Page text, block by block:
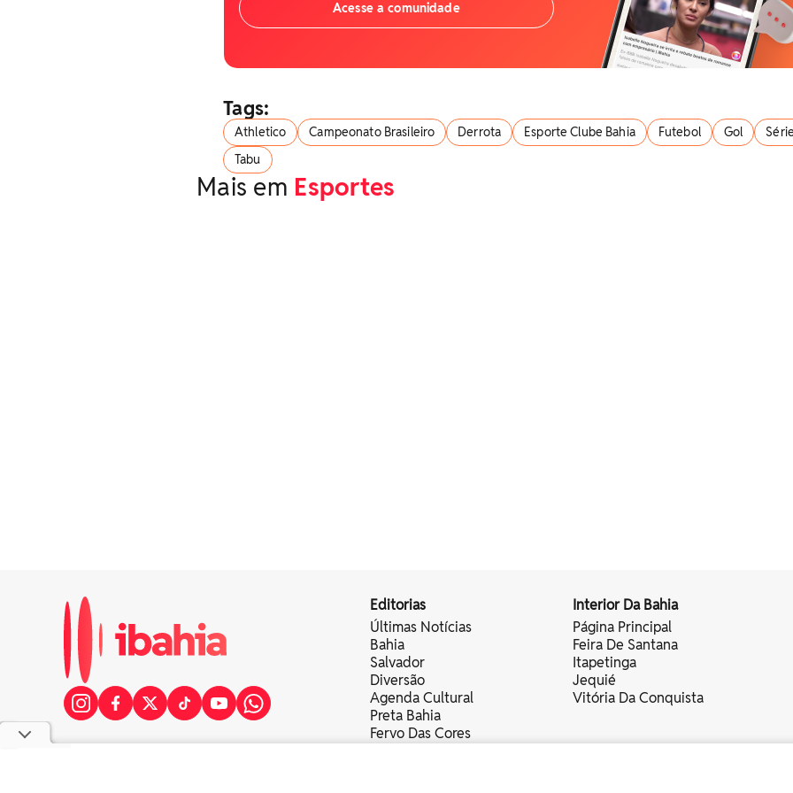
Acesse a comunidade
Tags:
Athletico Campeonato Brasileiro Derrota Esporte Clube Bahia Futebol Gol
Tabu
Mais em Esportes
Editorias
Últimas Notícias
Bahia
Salvador
Diversão
Agenda Cultural
Preta Bahia
Fervo Das Cores
Interior Da Bahia
Página Principal
Feira De Santana
Itapetinga
Jequié
Vitória Da Conquista